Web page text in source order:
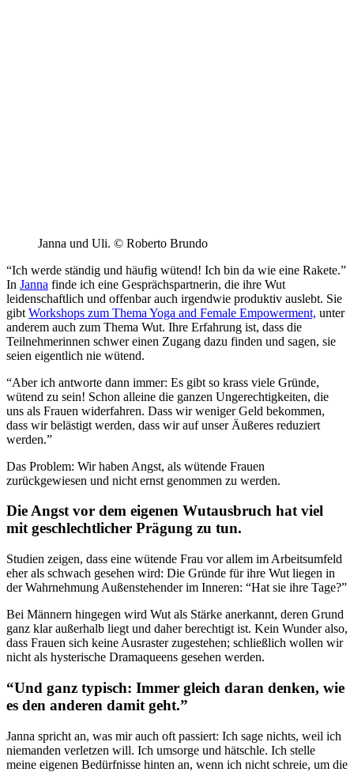
Janna und Uli. © Roberto Brundo
“Ich werde ständig und häufig wütend! Ich bin da wie eine Rakete.”
In Janna finde ich eine Gesprächspartnerin, die ihre Wut
leidenschaftlich und offenbar auch irgendwie produktiv auslebt. Sie
gibt Workshops zum Thema Yoga and Female Empowerment, unter
anderem auch zum Thema Wut. Ihre Erfahrung ist, dass die
Teilnehmerinnen schwer einen Zugang dazu finden und sagen, sie
seien eigentlich nie wütend.
“Aber ich antworte dann immer: Es gibt so krass viele Gründe,
wütend zu sein! Schon alleine die ganzen Ungerechtigkeiten, die
uns als Frauen widerfahren. Dass wir weniger Geld bekommen,
dass wir belästigt werden, dass wir auf unser Äußeres reduziert
werden.”
Das Problem: Wir haben Angst, als wütende Frauen
zurückgewiesen und nicht ernst genommen zu werden.
Die Angst vor dem eigenen Wutausbruch hat viel
mit geschlechtlicher Prägung zu tun.
Studien zeigen, dass eine wütende Frau vor allem im Arbeitsumfeld
eher als schwach gesehen wird: Die Gründe für ihre Wut liegen in
der Wahrnehmung Außenstehender im Inneren: “Hat sie ihre Tage?”
Bei Männern hingegen wird Wut als Stärke anerkannt, deren Grund
ganz klar außerhalb liegt und daher berechtigt ist. Kein Wunder also,
dass Frauen sich keine Ausraster zugestehen; schließlich wollen wir
nicht als hysterische Dramaqueens gesehen werden.
“Und ganz typisch: Immer gleich daran denken, wie
es den anderen damit geht.”
Janna spricht an, was mir auch oft passiert: Ich sage nichts, weil ich
niemanden verletzen will. Ich umsorge und hätschle. Ich stelle
meine eigenen Bedürfnisse hinten an, wenn ich nicht schreie, um die